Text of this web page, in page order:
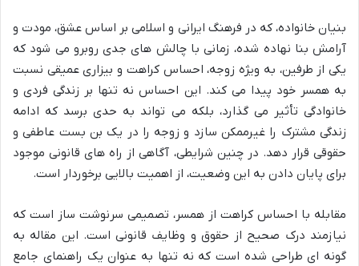
بنیان خانواده، که در فرهنگ ایرانی و اسلامی بر اساس عشق، مودت و
آرامش بنا نهاده شده، زمانی با چالش های جدی روبرو می شود که
یکی از طرفین، به ویژه زوجه، احساس کراهت و بیزاری عمیقی نسبت
به همسر خود پیدا می کند. این احساس نه تنها بر زندگی فردی و
خانوادگی تأثیر می گذارد، بلکه می تواند به حدی برسد که ادامه
زندگی مشترک را غیرممکن سازد و زوجه را در یک بن بست عاطفی و
حقوقی قرار دهد. در چنین شرایطی، آگاهی از راه های قانونی موجود
برای پایان دادن به این وضعیت، از اهمیت بالایی برخوردار است.
مقابله با احساس کراهت از همسر، تصمیمی سرنوشت ساز است که
نیازمند درک صحیح از حقوق و وظایف قانونی است. این مقاله به
گونه ای طراحی شده است که نه تنها به عنوان یک راهنمای جامع